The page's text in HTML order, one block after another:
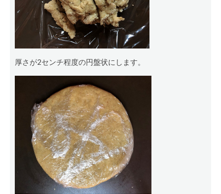
厚さが2センチ程度の円盤状にします。